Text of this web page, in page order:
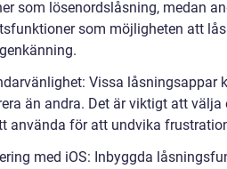
som lösenordslåsning, medan
som möjligheten att
Vissa låsningsappar
än andra. Det är viktigt att
använda för att undvika
med iOS: Inbyggda